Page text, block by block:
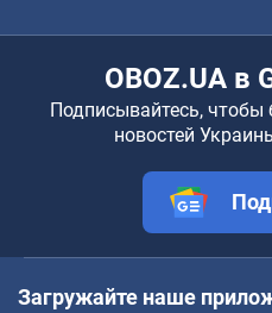
OBOZ.UA в
Подписывайтесь, чтобы
новостей
Загружайте наше